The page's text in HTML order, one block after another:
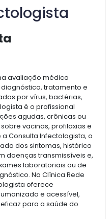
avaliação médica
tratamento e
por vírus, bactérias,
é o profissional
agudas, crônicas ou
vacinas, profilaxias e
Consulta Infectologista, o
dos sintomas, histórico
doenças transmissíveis e,
laboratoriais ou de
Na Clínica Rede
oferece
e acessível,
para a saúde do